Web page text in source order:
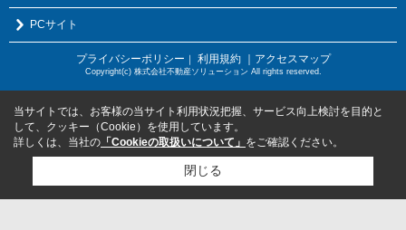
PCサイト
プライバシーポリシー ｜ 利用規約 ｜アクセスマップ
Copyright(c) 株式会社不動産ソリューション All rights reserved.
当サイトでは、お客様の当サイト利用状況把握、サービス向上検討を目的と
して、クッキー（Cookie）を使用しています。
詳しくは、当社の 「Cookieの取扱いについて」 をご確認ください。
閉じる